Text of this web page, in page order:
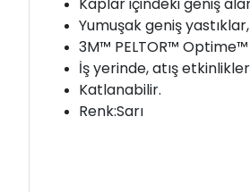
Yumuşak geniş
3M™ PELTOR™
İş yerinde, atış
Katlanabilir.
Renk:Sarı